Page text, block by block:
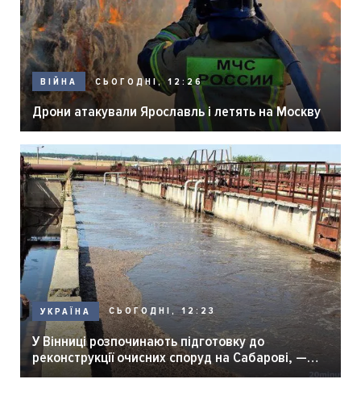
ВІЙНА СЬОГОДНІ, 12:26
Дрони атакували Ярославль і летять на Москву
УКРАЇНА СЬОГОДНІ, 12:23
У Вінниці розпочинають підготовку до
реконструкції очисних споруд на Сабарові, —
мер Вінниці.